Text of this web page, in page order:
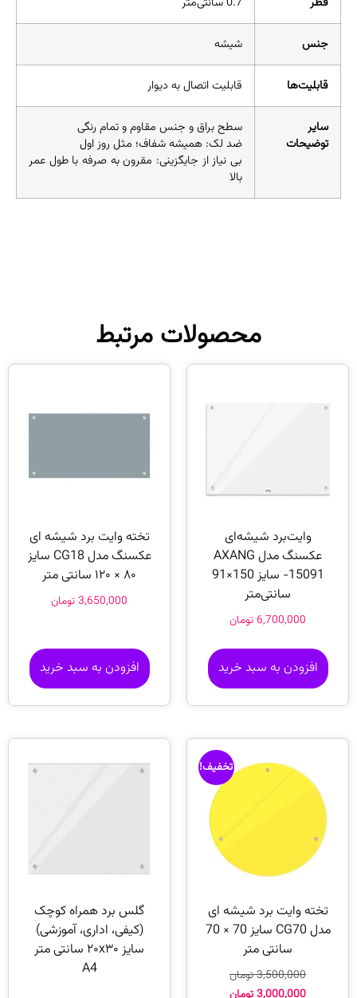
جنس شیشه
قابلیت‌ها قابلیت اتصال به دیوار
سایر
توضیحات
سطح براق و جنس مقاوم و تمام رنگی
ضد لک: همیشه شفاف؛ مثل روز اول
بی نیاز از جایگزینی: مقرون به صرفه با طول عمر
بالا
محصولات مرتبط
وایت‌برد شیشه‌ای
عکسنگ مدل AXANG
-15091 سایز 150×91
سانتی‌متر
6,700,000تومان
افزودن به سبد خرید
تخته وایت برد شیشه ای
عکسنگ مدل CG18 سایز
۸۰ × ۱۲۰ سانتی متر
3,650,000تومان
افزودن به سبد خرید
تخفیف!
تخته وایت برد شیشه ‌ای
مدل CG70 سایز 70 × 70
سانتی متر
3,500,000تومان
3,000,000تومان
گلس برد همراه کوچک
(کیفی، اداری، آموزشی)
سایز ۲۰x۳۰ سانتی متر
A4